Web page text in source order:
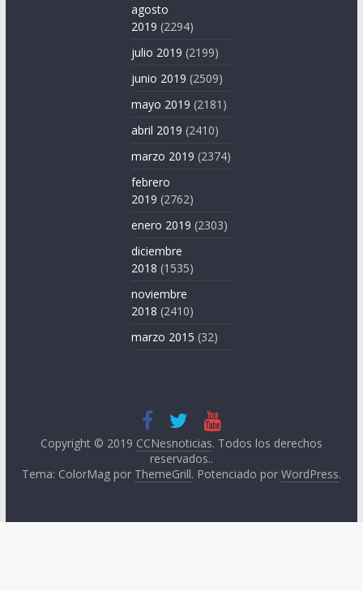
agosto
2019 (2294)
julio 2019 (2199)
junio 2019 (2509)
mayo 2019 (2181)
abril 2019 (2410)
marzo 2019 (2374)
febrero
2019 (2762)
enero 2019 (2303)
diciembre
2018 (1535)
noviembre
2018 (2410)
marzo 2015 (32)
Copyright © 2019 CCNesnoticias. Todos los derechos
reservados..
Tema: ColorMag por ThemeGrill. Potenciado por WordPress.